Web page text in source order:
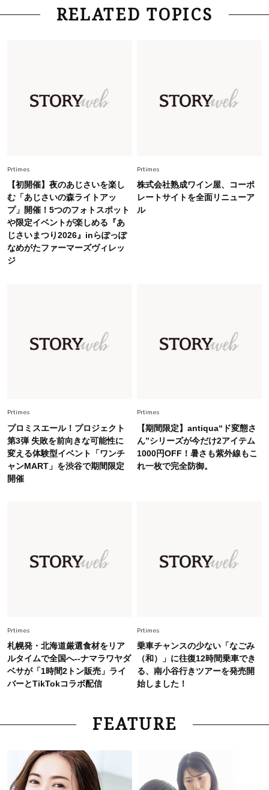
Fashion 2026.6.12
中村ゆりさん「40代になり、やっと“仕事以外の
ップス×パンツ」コーデ〈3選〉
Fashion 2026.6.26
初夏はこれさえあれば！40代は【淡色ワンピ】
で即涼しげ＆上品見え〈3選〉
オシャレ40代の【ワンピ＆オールインワン】最
旬着こなし3選。地味見え回避のコツは「バッグ
やぐ【甘め黒アイテム】3選
Fashion 2026.7.25
26年夏は「小ぶり」が大流行中！人と被らない
RELATED TOPICS
Prtimes
【初開催】夜のあじさいを楽し
む「あじさいの森ライトアッ
プ」開催！5つのフォトスポット
や限定イベントが楽しめる『あ
じさいまつり2026』inらぽっぽ
なめがたファーマーズヴィレッ
ジ
Prtimes
株式会社熟成ワイン屋、コーポ
レートサイトを全面リニューア
ル
Prtimes
プロミスエール！プロジェクト
第3弾 失敗を前向きな可能性に
変える体験型イベント「ワンチ
ャンMART」を渋谷で期間限定
開催
Prtimes
【期間限定】antiqua“ド変態さ
ん”シリーズが今だけ2アイテム
1000円OFF！暑さも紫外線もこ
れ一枚で完全防御。
Prtimes
札幌発・北海道厳選食材をリア
ルタイムで全国へ--ナマラワヤダ
ベサが「1時間2トン販売」ライ
バーとTikTokコラボ配信
Prtimes
乗車チャンスの少ない「なごみ
（和）」に往復12時間乗車でき
る、南小谷行きツアーを発売開
始しました！
FEATURE